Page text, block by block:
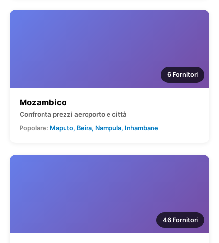
6 Fornitori
Mozambico
Confronta prezzi aeroporto e città
Popolare: Maputo, Beira, Nampula, Inhambane
46 Fornitori